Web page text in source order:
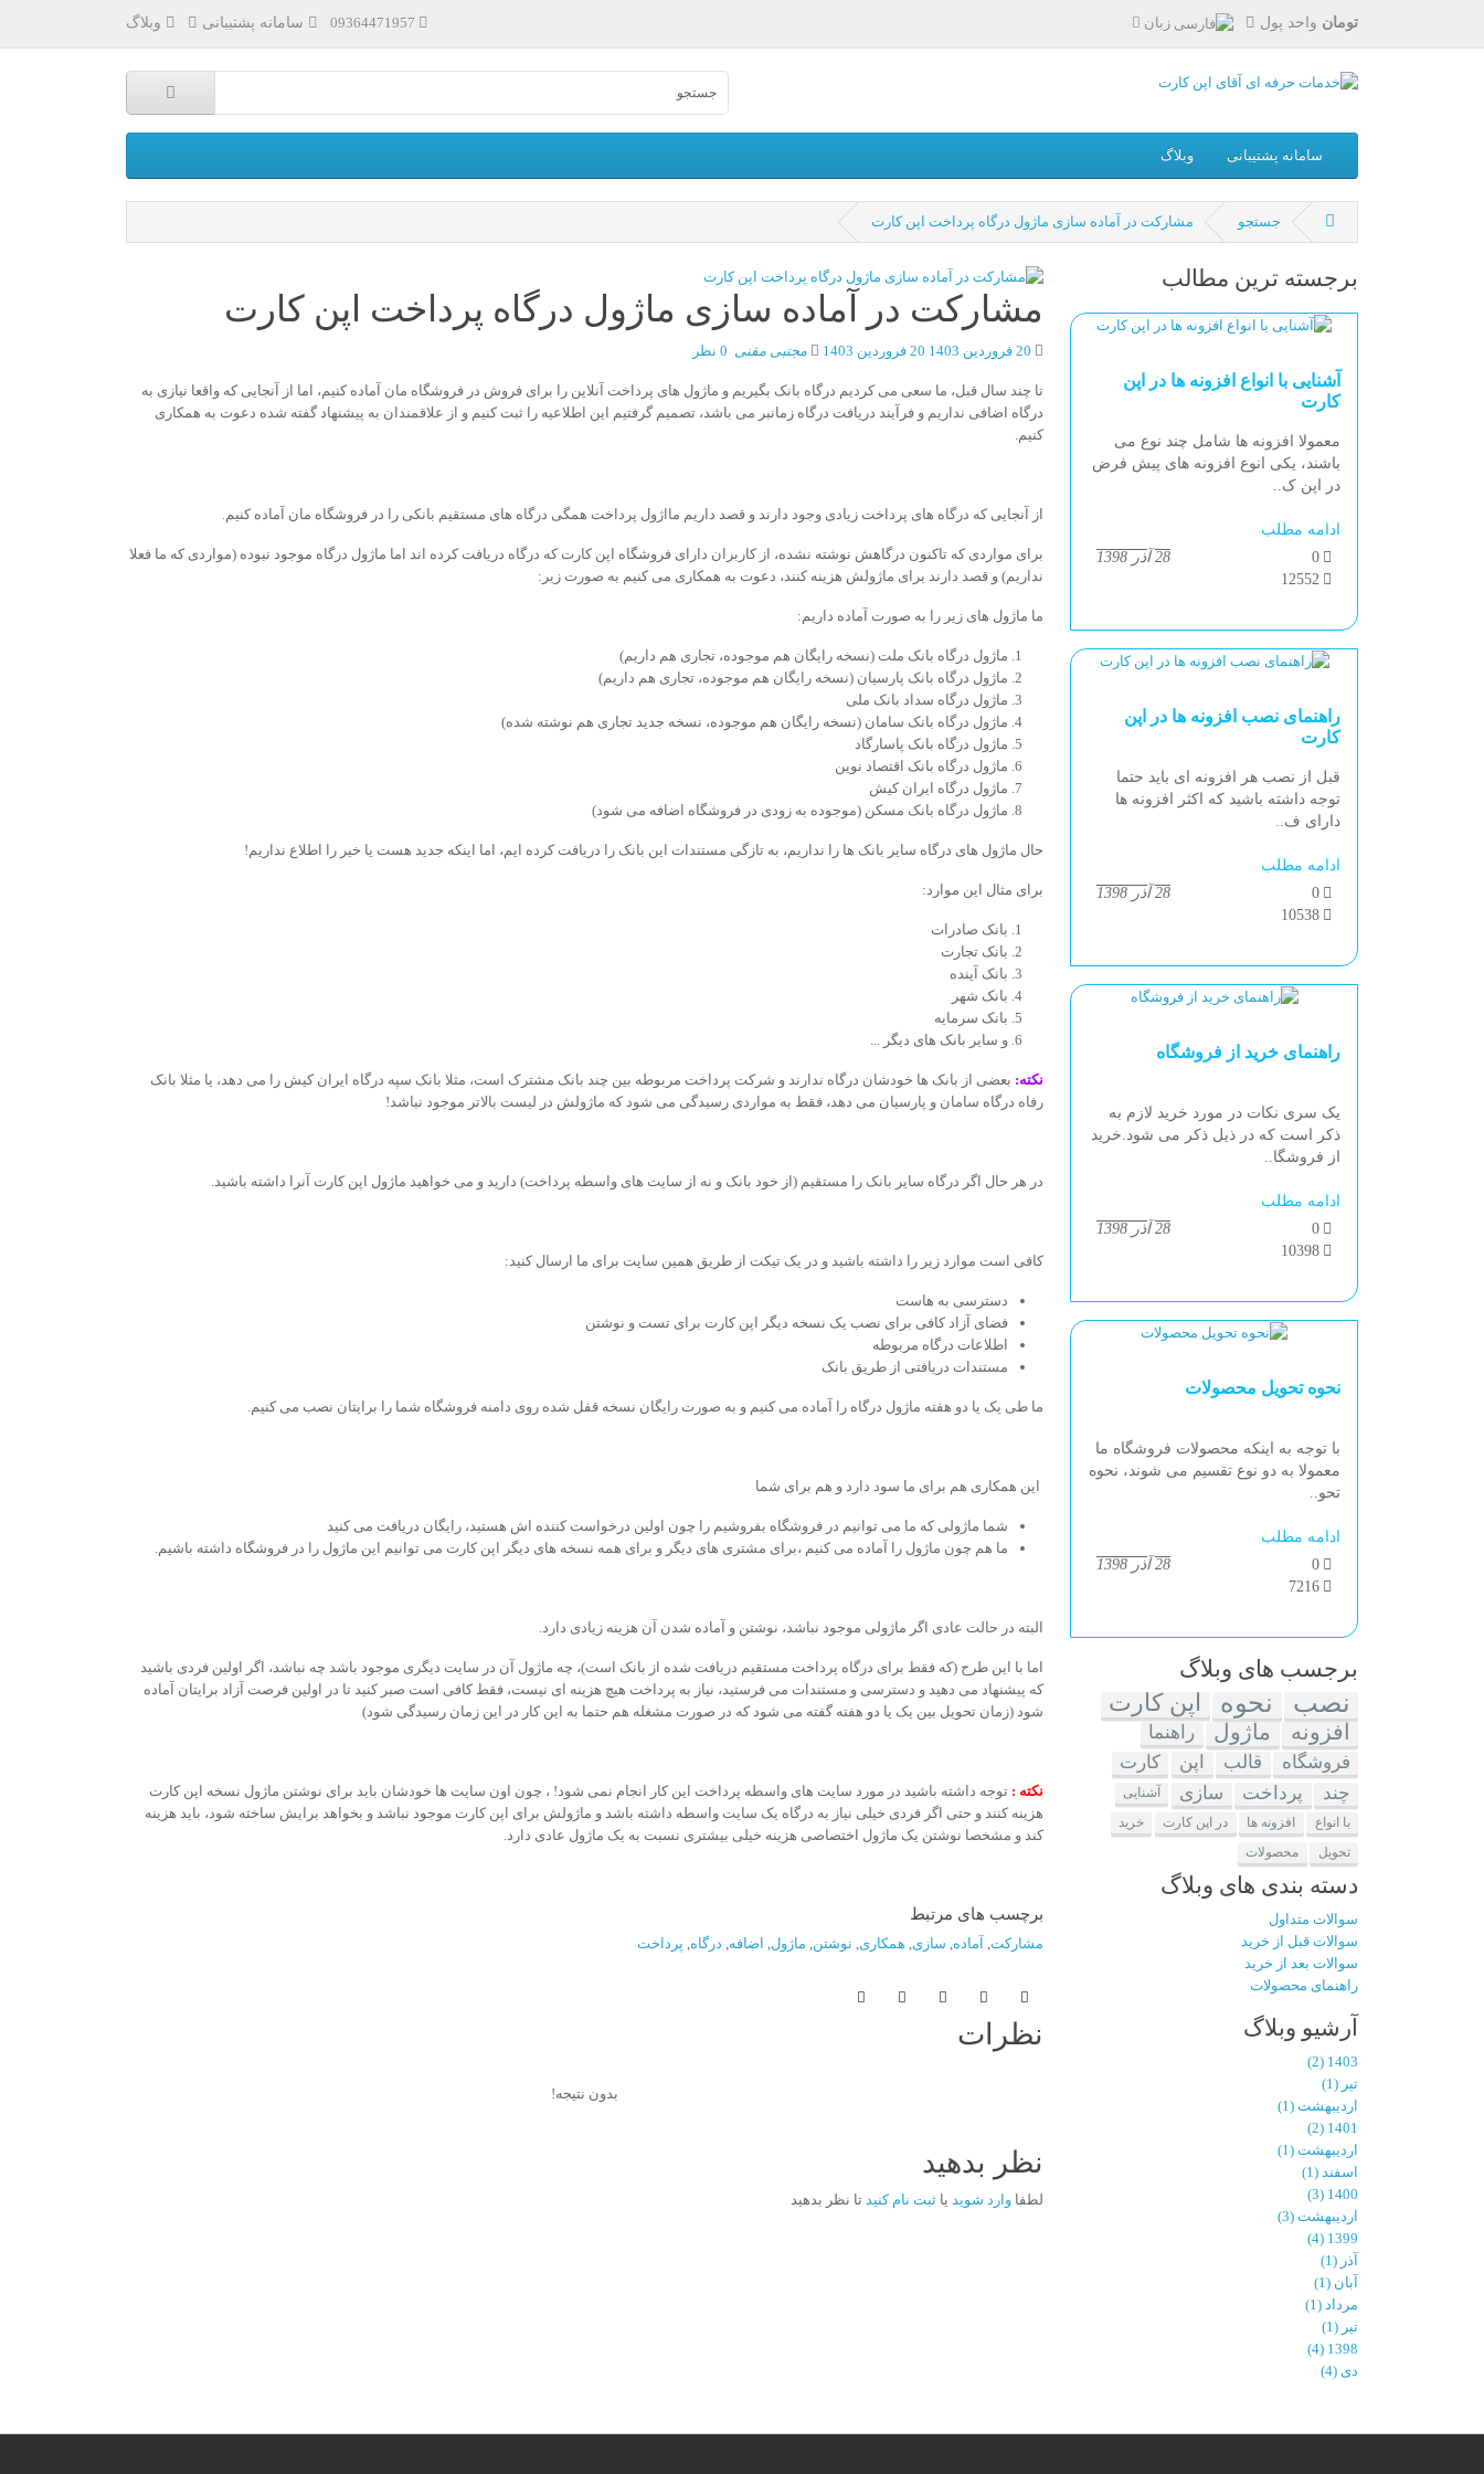
تومان واحد پول زبان 09364471957 سامانه پشتیبانی وبلاگ
سامانه پشتیبانی وبلاگ
جستجو مشارکت در آماده سازی ماژول درگاه پرداخت اپن کارت
برجسته ترین مطالب
آشنایی با انواع افزونه ها در اپن
کارت
معمولا افزونه ها شامل چند نوع می
باشند، یکی انوع افزونه های پیش فرض
در اپن ک..
ادامه مطلب
0
12552
28 آذر 1398
راهنمای نصب افزونه ها در اپن
کارت
قبل از نصب هر افزونه ای باید حتما
توجه داشته باشید که اکثر افزونه ها
دارای ف..
ادامه مطلب
0
10538
28 آذر 1398
راهنمای خرید از فروشگاه
یک سری نکات در مورد خرید لازم به
ذکر است که در ذیل ذکر می شود.خرید
از فروشگا..
ادامه مطلب
0
10398
28 آذر 1398
نحوه تحویل محصولات
با توجه به اینکه محصولات فروشگاه ما
معمولا به دو نوع تقسیم می شوند، نحوه
تحو..
ادامه مطلب
0
7216
28 آذر 1398
برجسب های وبلاگ
نصب نحوه اپن کارت
افزونه ماژول
راهنما
فروشگاه
قالب اپن
کارت
چند
پرداخت سازی
آشنایی
با انواع
افزونه ها در اپن کارت
خرید
تحویل
محصولات
دسته بندی های وبلاگ
سوالات متداول
سوالات قبل از خرید
سوالات بعد از خرید
راهنمای محصولات
آرشیو وبلاگ
1403 (2)
تیر (1)
اردیبهشت (1)
1401 (2)
اردیبهشت (1)
اسفند (1)
1400 (3)
اردیبهشت (3)
1399 (4)
آذر (1)
آبان (1)
مرداد (1)
تیر (1)
1398 (4)
دی (4)
مشارکت در آماده سازی ماژول درگاه پرداخت اپن کارت
20 فروردین 1403 20 فروردین 1403 مجتبی مقنی 0 نظر
تا چند سال قبل، ما سعی می کردیم درگاه بانک بگیریم و ماژول های پرداخت آنلاین را برای فروش در فروشگاه مان آماده کنیم، اما از آنجایی که واقعا نیازی به
درگاه اضافی نداریم و فرآیند دریافت درگاه زمانبر می باشد، تصمیم گرفتیم این اطلاعیه را ثبت کنیم و از علاقمندان به پیشنهاد گفته شده دعوت به همکاری
کنیم.
از آنجایی که درگاه های پرداخت زیادی وجود دارند و قصد داریم مااژول پرداخت همگی درگاه های مستقیم بانکی را در فروشگاه مان آماده کنیم.
برای مواردی که تاکنون درگاهش نوشته نشده، از کاربران دارای فروشگاه اپن کارت که درگاه دریافت کرده اند اما ماژول درگاه موجود نبوده (مواردی که ما فعلا
نداریم) و قصد دارند برای ماژولش هزینه کنند، دعوت به همکاری می کنیم به صورت زیر:
ما ماژول های زیر را به صورت آماده داریم:
ماژول درگاه بانک ملت (نسخه رایگان هم موجوده، تجاری هم داریم)
ماژول درگاه بانک پارسیان (نسخه رایگان هم موجوده، تجاری هم داریم)
ماژول درگاه سداد بانک ملی
ماژول درگاه بانک سامان (نسخه رایگان هم موجوده، نسخه جدید تجاری هم نوشته شده)
ماژول درگاه بانک پاسارگاد
ماژول درگاه بانک اقتصاد نوین
ماژول درگاه ایران کیش
ماژول درگاه بانک مسکن (موجوده به زودی در فروشگاه اضافه می شود)
حال ماژول های درگاه سایر بانک ها را نداریم، به تازگی مستندات این بانک را دریافت کرده ایم، اما اینکه جدید هست یا خیر را اطلاع نداریم!
برای مثال این موارد:
بانک صادرات
بانک تجارت
بانک آینده
بانک شهر
بانک سرمایه
و سایر بانک های دیگر ...
نکته: بعضی از بانک ها خودشان درگاه ندارند و شرکت پرداخت مربوطه بین چند بانک مشترک است، مثلا بانک سپه درگاه ایران کیش را می دهد، یا مثلا بانک
رفاه درگاه سامان و پارسیان می دهد، فقط به مواردی رسیدگی می شود که ماژولش در لیست بالاتر موجود نباشد!
در هر حال اگر درگاه سایر بانک را مستقیم (از خود بانک و نه از سایت های واسطه پرداخت) دارید و می خواهید ماژول اپن کارت آنرا داشته باشید.
کافی است موارد زیر را داشته باشید و در یک تیکت از طریق همین سایت برای ما ارسال کنید:
دسترسی به هاست
فضای آزاد کافی برای نصب یک نسخه دیگر اپن کارت برای تست و نوشتن
اطلاعات درگاه مربوطه
مستندات دریافتی از طریق بانک
ما طی یک یا دو هفته ماژول درگاه را آماده می کنیم و به صورت رایگان نسخه قفل شده روی دامنه فروشگاه شما را برایتان نصب می کنیم.
این همکاری هم برای ما سود دارد و هم برای شما
شما ماژولی که ما می توانیم در فروشگاه بفروشیم را چون اولین درخواست کننده اش هستید، رایگان دریافت می کنید
ما هم چون ماژول را آماده می کنیم ،برای مشتری های دیگر و برای همه نسخه های دیگر اپن کارت می توانیم این ماژول را در فروشگاه داشته باشیم.
البته در حالت عادی اگر ماژولی موجود نباشد، نوشتن و آماده شدن آن هزینه زیادی دارد.
اما با این طرح (که فقط برای درگاه پرداخت مستقیم دریافت شده از بانک است)، چه ماژول آن در سایت دیگری موجود باشد چه نباشد، اگر اولین فردی باشید
که پیشنهاد می دهید و دسترسی و مستندات می فرستید، نیاز به پرداخت هیچ هزینه ای نیست، فقط کافی است صبر کنید تا در اولین فرصت آزاد برایتان آماده
شود (زمان تحویل بین یک یا دو هفته گفته می شود که در صورت مشغله هم حتما به این کار در این زمان رسیدگی شود)
نکته : توجه داشته باشید در مورد سایت های واسطه پرداخت این کار انجام نمی شود! ، چون اون سایت ها خودشان باید برای نوشتن ماژول نسخه اپن کارت
هزینه کنند و حتی اگر فردی خیلی نیاز به درگاه یک سایت واسطه داشته باشد و ماژولش برای اپن کارت موجود نباشد و بخواهد برایش ساخته شود، باید هزینه
کند و مشخصا نوشتن یک ماژول اختصاصی هزینه خیلی بیشتری نسبت به یک ماژول عادی دارد.
برچسب های مرتبط
مشارکت, آماده, سازی, همکاری, نوشتن, ماژول, اضافه, درگاه, پرداخت
نظرات
بدون نتیجه!
نظر بدهید
لطفا وارد شوید یا ثبت نام کنید تا نظر بدهید